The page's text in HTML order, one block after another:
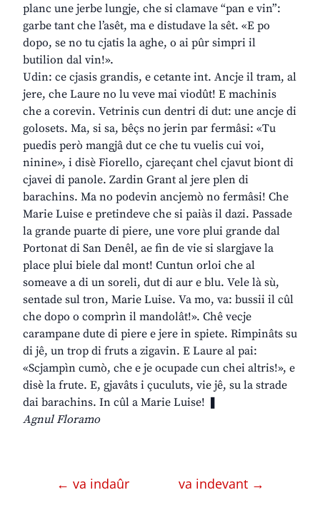
planc une jerbe lungje, che si clamave “pan e vin”:
garbe tant che l’asêt, ma e distudave la sêt. «E po
dopo, se no tu cjatis la aghe, o ai pûr simpri il
butilion dal vin!».
Udin: ce cjasis grandis, e cetante int. Ancje il tram, al
jere, che Laure no lu veve mai viodût! E machinis
che a corevin. Vetrinis cun dentri di dut: une ancje di
golosets. Ma, si sa, bêçs no jerin par fermâsi: «Tu
puedis però mangjâ dut ce che tu vuelis cui voi,
ninine», i disè Fiorello, cjareçant chel cjavut biont di
cjavei di panole. Zardin Grant al jere plen di
barachins. Ma no podevin ancjemò no fermâsi! Che
Marie Luise e pretindeve che si paiàs il dazi. Passade
la grande puarte di piere, une vore plui grande dal
Portonat di San Denêl, ae fin de vie si slargjave la
place plui biele dal mont! Cuntun orloi che al
someave a di un soreli, dut di aur e blu. Vele là sù,
sentade sul tron, Marie Luise. Va mo, va: bussii il cûl
che dopo o comprìn il mandolât!». Chê vecje
carampane dute di piere e jere in spiete. Rimpinâts su
di jê, un trop di fruts a zigavin. E Laure al pai:
«Scjampìn cumò, che e je ocupade cun chei altris!», e
disè la frute. E, gjavâts i çuculuts, vie jê, su la strade
dai barachins. In cûl a Marie Luise! ❚
Agnul Floramo
← va indaûr va indevant →